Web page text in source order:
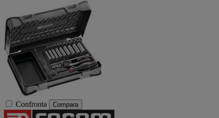
Confronta Compara